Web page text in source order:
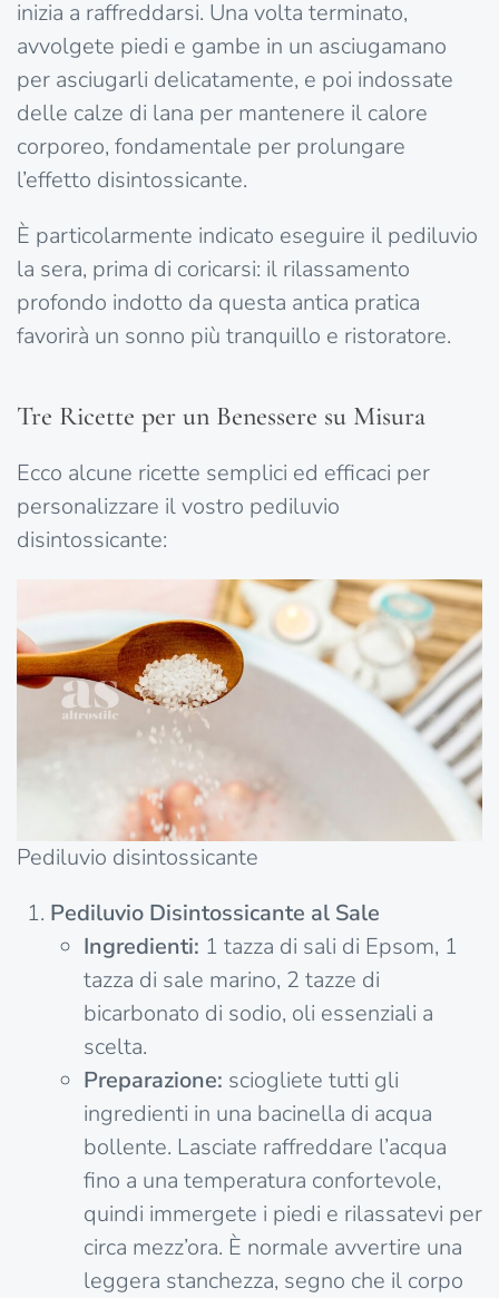
inizia a raffreddarsi. Una volta terminato,
avvolgete piedi e gambe in un asciugamano
per asciugarli delicatamente, e poi indossate
delle calze di lana per mantenere il calore
corporeo, fondamentale per prolungare
l’effetto disintossicante.
È particolarmente indicato eseguire il pediluvio
la sera, prima di coricarsi: il rilassamento
profondo indotto da questa antica pratica
favorirà un sonno più tranquillo e ristoratore.
Tre Ricette per un Benessere su Misura
Ecco alcune ricette semplici ed efficaci per
personalizzare il vostro pediluvio
disintossicante:
Pediluvio disintossicante
Pediluvio Disintossicante al Sale
Ingredienti: 1 tazza di sali di Epsom, 1
tazza di sale marino, 2 tazze di
bicarbonato di sodio, oli essenziali a
scelta.
Preparazione: sciogliete tutti gli
ingredienti in una bacinella di acqua
bollente. Lasciate raffreddare l’acqua
fino a una temperatura confortevole,
quindi immergete i piedi e rilassatevi per
circa mezz’ora. È normale avvertire una
leggera stanchezza, segno che il corpo